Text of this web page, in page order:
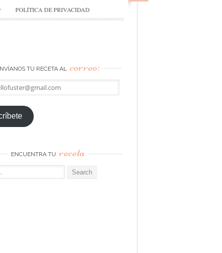
POLÍTICA DE PRIVACIDAD
TU RECETA AL correo:
ENCUENTRA TU receta